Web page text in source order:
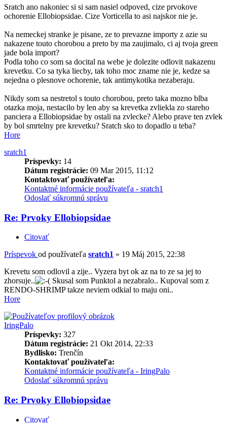
Sratch ano nakoniec si si sam nasiel odpoved, cize prvokove
ochorenie Ellobiopsidae. Cize Vorticella to asi najskor nie je.
Na nemeckej stranke je pisane, ze to prevazne importy z azie su
nakazene touto chorobou a preto by ma zaujimalo, ci aj tvoja green
jade bola import?
Podla toho co som sa docital na webe je dolezite odlovit nakazenu
krevetku. Co sa tyka liecby, tak toho moc zname nie je, kedze sa
nejedna o plesnove ochorenie, tak antimykotika nezaberaju.
Nikdy som sa nestretol s touto chorobou, preto taka mozno blba
otazka moja, nestacilo by len aby sa krevetka zvliekla zo stareho
panciera a Ellobiopsidae by ostali na zvlecke? Alebo prave ten zvlek
by bol smrtelny pre krevetku? Sratch sko to dopadlo u teba?
Hore
sratch1
Príspevky: 14
Dátum registrácie: 09 Mar 2015, 11:12
Kontaktovať používateľa:
Kontaktné informácie používateľa - sratch1
Odoslať súkromnú správu
Re: Prvoky Ellobiopsidae
Citovať
Príspevok od používateľa sratch1 » 19 Máj 2015, 22:38
Krevetu som odlovil a zije.. Vyzera byt ok az na to ze sa jej to
zhorsuje..
Skusal som Punktol a nezabralo.. Kupoval som z
RENDO-SHRIMP takze neviem odkial to maju oni..
Hore
IringPalo
Príspevky: 327
Dátum registrácie: 21 Okt 2014, 22:33
Bydlisko: Trenčín
Kontaktovať používateľa:
Kontaktné informácie používateľa - IringPalo
Odoslať súkromnú správu
Re: Prvoky Ellobiopsidae
Citovať